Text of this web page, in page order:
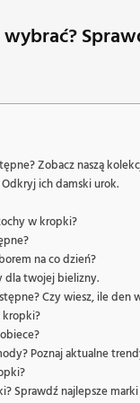
Zobacz naszą
ich damski urok.
w kropki?
na co dzień?
dla twojej bielizny.
Czy wiesz, ile den
kropki?
Poznaj aktualne
Sprawdź najlepsze